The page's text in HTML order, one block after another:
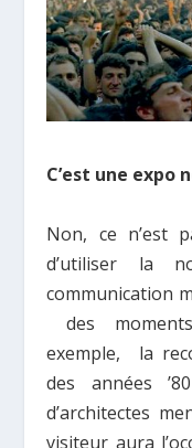
C’est une expo
Non, ce n’est
d’utiliser la
communication
des
exemple, la
des années
d’architectes
visiteur aura